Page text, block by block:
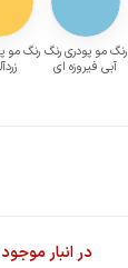
رنگ مو پودری رنگ
آبی فیروزه ای
رنگ مو
در انبار